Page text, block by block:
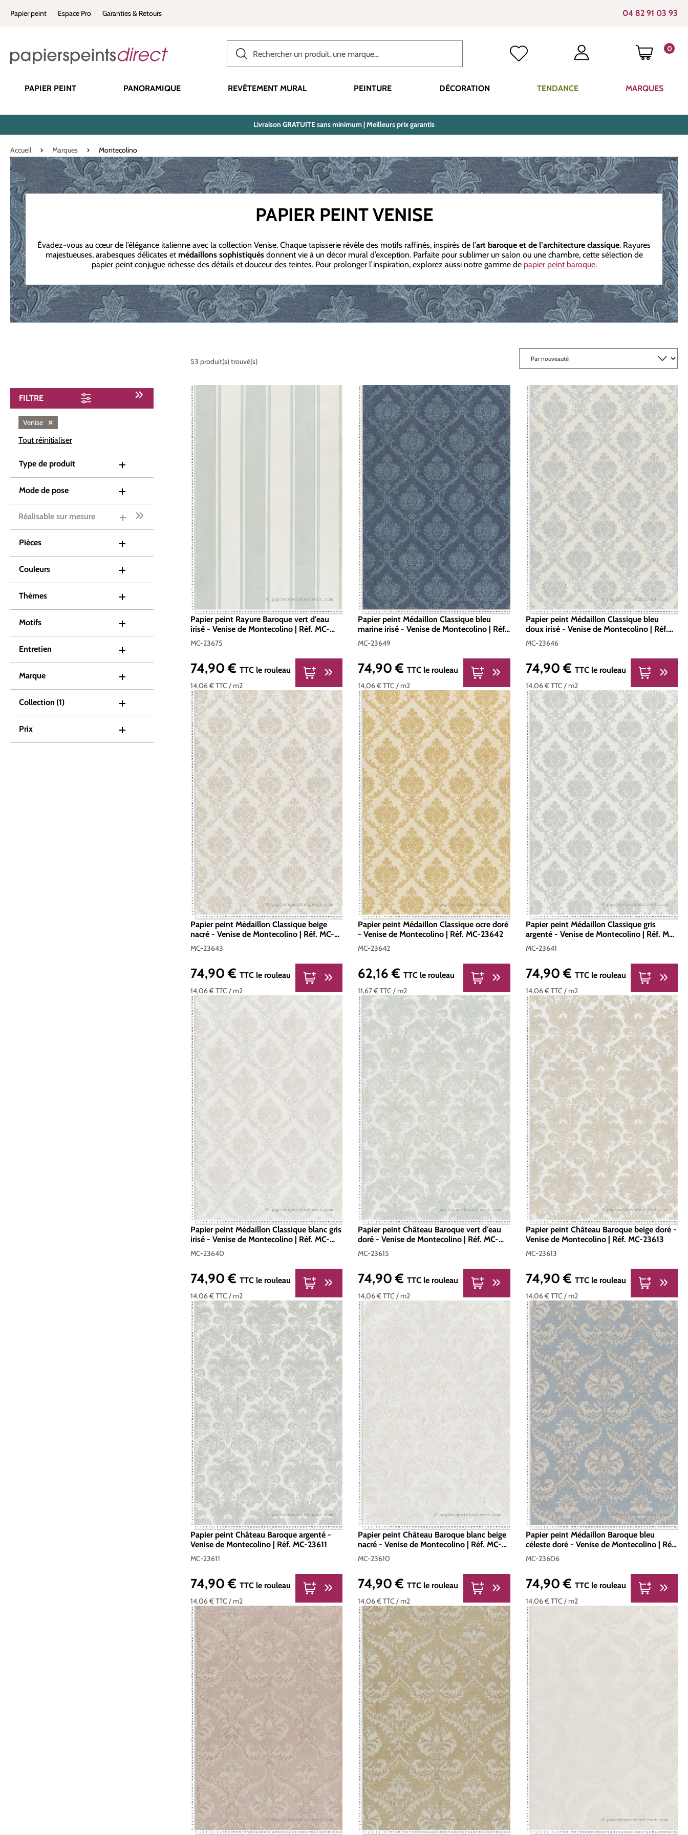
Passer à la navigation principale
Papier peint Espace Pro Garanties & Retours 04 82 91 03 93
0
LE
PAPIER PEINT PANORAMIQUE REVÊTEMENT MURAL PEINTURE DÉCORATION TENDANCE MARQUES
Livraison GRATUITE sans minimum | Meilleurs prix garantis
Accueil Marques Montecolino
PAPIER PEINT VENISE
Évadez-vous au cœur de l’élégance italienne avec la collection Venise. Chaque tapisserie révèle des motifs raffinés, inspirés de l’art baroque et de l’architecture classique. Rayures
majestueuses, arabesques délicates et médaillons sophistiquésdonnent vie à un décor mural d’exception. Parfaite pour sublimer un salon ou une chambre, cette sélection de
papier peint conjugue richesse des détails et douceur des teintes. Pour prolonger l’inspiration, explorez aussi notre gamme de papier peint baroque.
FILTRE
Venise ×
Tout réinitialiser
Type de produit
Mode de pose
Réalisable sur mesure
Pièces
Couleurs
Thèmes
Motifs
Entretien
Marque
Collection (1)
Prix
53 produit(s) trouvé(s)
Papier peint Rayure Baroque vert d'eau
irisé - Venise de Montecolino | Réf. MC-
23675
MC-23675
14,06 €TTC / m2
Prix régulier :
74,90 € TTC le rouleau
Papier peint Médaillon Classique bleu
marine irisé - Venise de Montecolino | Réf.
MC-23649
MC-23649
14,06 €TTC/ m2
Prix régulier :
74,90 €TTC le rouleau
Papier peint Médaillon Classique bleu
doux irisé - Venise de Montecolino | Réf.
MC-23646
MC-23646
14,06 €TTC / m2
Prix régulier :
74,90 € TTC le rouleau
Papier peint Médaillon Classique beige
nacré - Venise de Montecolino | Réf. MC-
23643
MC-23643
14,06 €TTC / m2
Prix régulier :
74,90 € TTC le rouleau
Papier peint Médaillon Classique ocre doré
- Venise de Montecolino | Réf. MC-23642
MC-23642
11,67 €TTC/ m2
Prix régulier :
62,16 €TTC le rouleau
Papier peint Médaillon Classique gris
argenté - Venise de Montecolino | Réf. MC-
23641
MC-23641
14,06 €TTC / m2
Prix régulier :
74,90 € TTC le rouleau
Papier peint Médaillon Classique blanc gris
irisé - Venise de Montecolino | Réf. MC-
23640
MC-23640
14,06 €TTC / m2
Prix régulier :
74,90 € TTC le rouleau
Papier peint Château Baroque vert d'eau
doré - Venise de Montecolino | Réf. MC-
23615
MC-23615
14,06 €TTC/ m2
Prix régulier :
74,90 €TTC le rouleau
Papier peint Château Baroque beige doré -
Venise de Montecolino | Réf. MC-23613
MC-23613
14,06 €TTC / m2
Prix régulier :
74,90 € TTC le rouleau
Papier peint Château Baroque argenté -
Venise de Montecolino | Réf. MC-23611
MC-23611
14,06 €TTC / m2
Prix régulier :
74,90 € TTC le rouleau
Papier peint Château Baroque blanc beige
nacré - Venise de Montecolino | Réf. MC-
23610
MC-23610
14,06 €TTC/ m2
Prix régulier :
74,90 €TTC le rouleau
Papier peint Médaillon Baroque bleu
céleste doré - Venise de Montecolino | Réf.
MC-23606
MC-23606
14,06 €TTC / m2
Prix régulier :
74,90 € TTC le rouleau